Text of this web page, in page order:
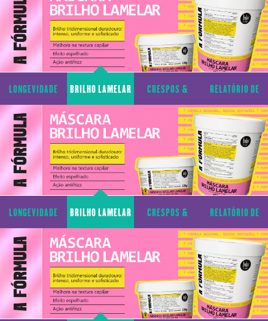
LONGEVIDADE
CAPILAR
BRILHO LAMELAR CRESPOS &
CACHOS
RELATÓRIO DE
TRANSPARÊNCIA
LONGEVIDADE
CAPILAR
BRILHO LAMELAR CRESPOS &
CACHOS
RELATÓRIO DE
TRANSPARÊNCIA